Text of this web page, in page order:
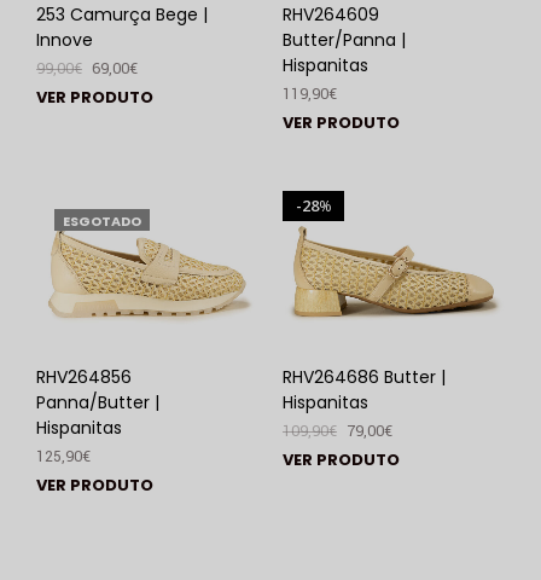
253 Camurça Bege |
Innove
99,00€ 69,00€
VER PRODUTO
RHV264609
Butter/Panna |
Hispanitas
119,90€
VER PRODUTO
ESGOTADO
RHV264856
Panna/Butter |
Hispanitas
125,90€
VER PRODUTO
%
28
RHV264686 Butter |
Hispanitas
109,90€ 79,00€
VER PRODUTO